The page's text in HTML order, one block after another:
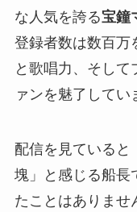
な人気を誇る宝鐘
登録者数は数百万
と歌唱力、そして
ァンを魅了してい
配信を見ていると
塊」と感じる船長
たことはありませ